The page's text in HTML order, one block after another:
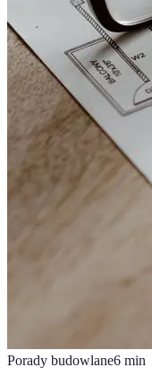
Porady budowlane6 min